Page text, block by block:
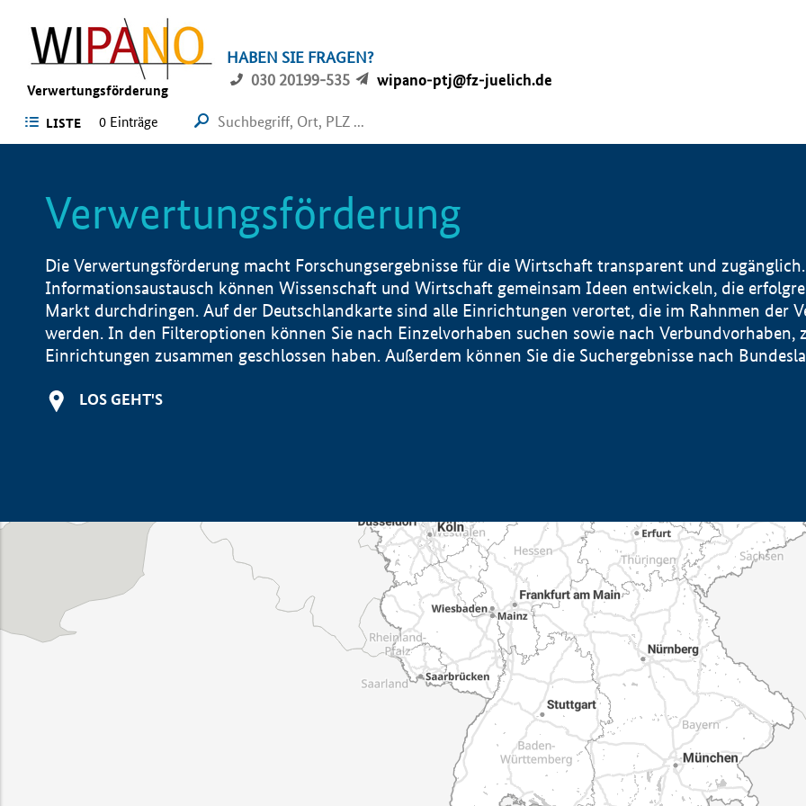
Verwertungsförderung
HABEN SIE FRAGEN?
030 20199-535
wipano-ptj@fz-juelich.de
LISTE 0 Einträge
Verwertungsförderung
Die Verwertungsförderung macht Forschungsergebnisse für die Wirtschaft transparent und
Informationsaustausch können Wissenschaft und Wirtschaft gemeinsam Ideen entwickeln, die
Markt durchdringen. Auf der Deutschlandkarte sind alle Einrichtungen verortet, die im Rahnmen der
werden. In den Filteroptionen können Sie nach Einzelvorhaben suchen sowie nach Verbundvorhaben,
Einrichtungen zusammen geschlossen haben. Außerdem können Sie die Suchergebnisse nach
LOS GEHT'S